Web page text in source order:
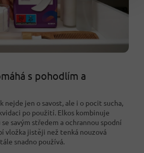
s pohodlím a
nejde jen o savost, ale i o pocit sucha,
po použití. Elkos kombinuje
savým středem a ochrannou spodní
vložka jistěji než tenká nouzová
snadno používá.